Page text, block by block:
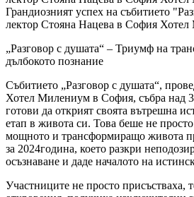
Грандиозният успех на събитието
лектор Стояна Нацева в София
„Разговор с душата“ – Триумф на
дълбокото познание
Събитието „Разговор с душата“,
Хотел Милениум в София, събра над
готови да открият своята вътрешна
етап в живота си. Това беше не
мощното и трансформиращо живота
за 2024година, което разкри
осъзнаване и даде началото на
Участниците не просто присъстваха,